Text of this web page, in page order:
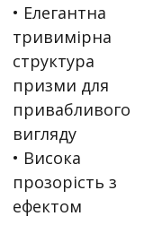
• Елегантна
тривимірна
структура
призми для
привабливого
вигляду
• Висока
прозорість з
ефектом